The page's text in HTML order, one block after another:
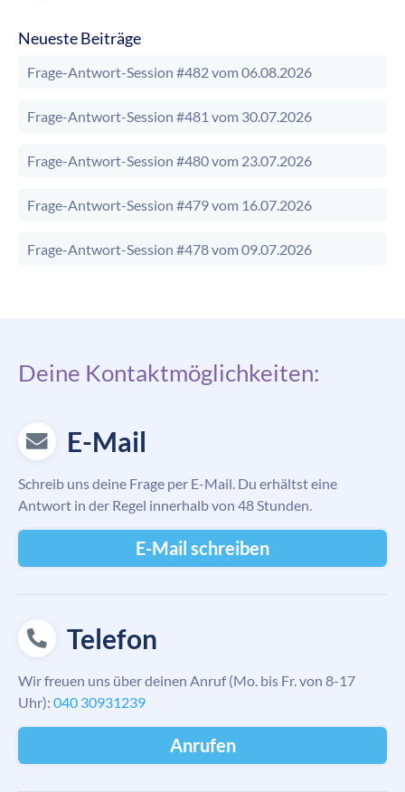
Neueste Beiträge
Frage-Antwort-Session #482 vom 06.08.2026
Frage-Antwort-Session #481 vom 30.07.2026
Frage-Antwort-Session #480 vom 23.07.2026
Frage-Antwort-Session #479 vom 16.07.2026
Frage-Antwort-Session #478 vom 09.07.2026
Deine Kontaktmöglichkeiten:
E-Mail
Schreib uns deine Frage per E-Mail. Du erhältst eine
Antwort in der Regel innerhalb von 48 Stunden.
E-Mail schreiben
Telefon
Wir freuen uns über deinen Anruf (Mo. bis Fr. von 8-17
Uhr): 040 30931239
Anrufen